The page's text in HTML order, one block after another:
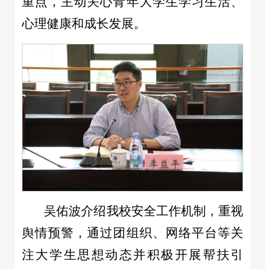
心理健康和成长发展。
吴佑波介绍我校安全工作机制，重视
舆情预警，通过团组织、网络平台等关
注大学生思想动态并积极开展帮扶引